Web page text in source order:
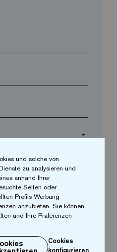
arrow_drop_down
und solche von
zu analysieren und
anhand Ihrer
Seiten oder
Profils Werbung
anzubieten. Sie können
und Ihre Präferenzen
Cookies
konfigurieren